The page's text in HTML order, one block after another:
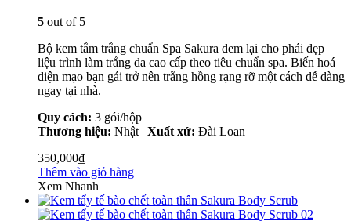
5 out of 5
Bộ kem tắm trắng chuẩn Spa Sakura đem lại cho phái đẹp
liệu trình làm trắng da cao cấp theo tiêu chuẩn spa. Biến hoá
diện mạo bạn gái trở nên trắng hồng rạng rỡ một cách dễ dàng
ngay tại nhà.
Quy cách: 3 gói/hộp
Thương hiệu: Nhật | Xuất xứ: Đài Loan
350,000₫
Thêm vào giỏ hàng
Xem Nhanh